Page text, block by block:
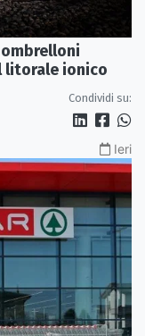
litorale ionico
Condividi su:
Ieri